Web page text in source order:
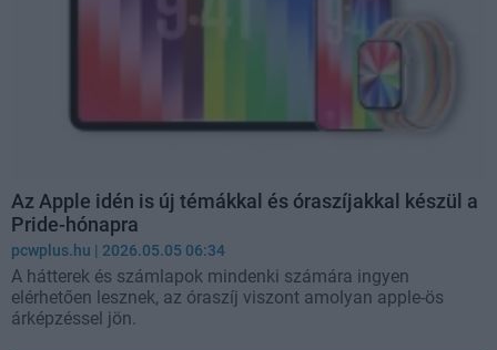
Az Apple idén is új témákkal és óraszíjakkal készül a
Pride-hónapra
pcwplus.hu | 2026.05.05 06:34
A hátterek és számlapok mindenki számára ingyen
elérhetően lesznek, az óraszíj viszont amolyan apple-ös
árképzéssel jön.